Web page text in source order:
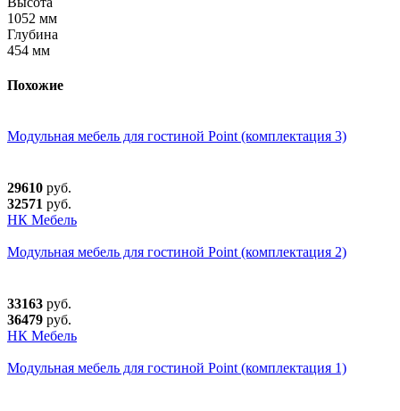
1052 мм
Глубина
454 мм
Похожие
Модульная мебель для гостиной Point (комплектация 3)
29610 руб.
32571 руб.
НК Мебель
Модульная мебель для гостиной Point (комплектация 2)
33163 руб.
36479 руб.
НК Мебель
Модульная мебель для гостиной Point (комплектация 1)